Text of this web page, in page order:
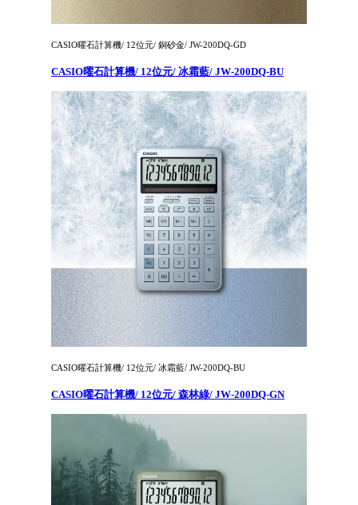
CASIO曜石計算機/ 12位元/ 銅砂金/ JW-200DQ-GD
CASIO曜石計算機/ 12位元/ 冰霜藍/ JW-200DQ-BU
CASIO曜石計算機/ 12位元/ 冰霜藍/ JW-200DQ-BU
CASIO曜石計算機/ 12位元/ 森林綠/ JW-200DQ-GN